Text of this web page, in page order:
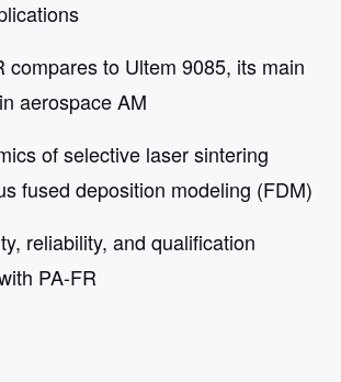
compares to Ultem 9085, its main
aerospace AM
of selective laser sintering
fused deposition modeling (FDM)
reliability, and qualification
PA-FR